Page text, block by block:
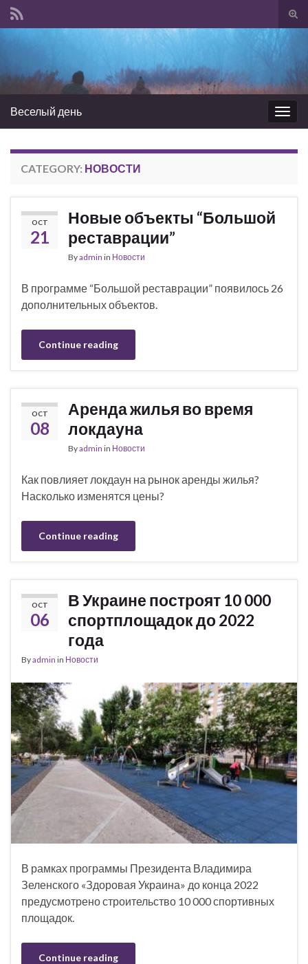
Веселый день
CATEGORY: НОВОСТИ
OCT
21
Новые объекты “Большой
реставрации”
Byadmin in Новости
В программе “Большой реставрации” появилось 26
дополнительных объектов.
Continue reading
OCT
08
Аренда жилья во время
локдауна
Byadmin in Новости
Как повлияет локдаун на рынок аренды жилья?
Насколько изменятся цены?
Continue reading
OCT
06
В Украине построят 10 000
спортплощадок до 2022
года
Byadmin in Новости
В рамках программы Президента Владимира
Зеленского «Здоровая Украина» до конца 2022
предусмотрено строительство 10 000 спортивных
площадок.
Continue reading